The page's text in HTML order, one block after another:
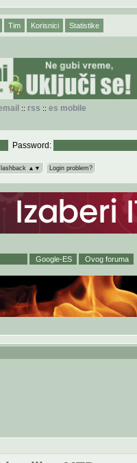
Tim Korisnici Statistike
:: rss :: es mobile
Password:
▲▼ Login problem?